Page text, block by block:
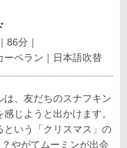
86分｜
ーペラン｜日本語吹替
、友だちのスナフキン
じようと出かけます。
という「クリスマス」の
やがてムーミンが出会